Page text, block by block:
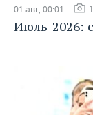
01 авг, 00:01
Июль-2026: